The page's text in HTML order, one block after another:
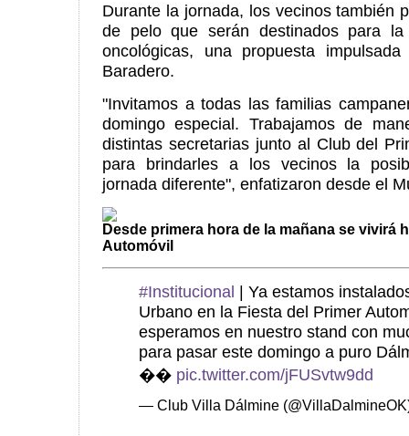
Durante la jornada, los vecinos también
de pelo que serán destinados para la
oncológicas, una propuesta
Baradero.
"Invitamos a todas las familias
domingo especial. Trabajamos de
distintas secretarias junto al Club del
para brindarles a los vecinos la
jornada diferente", enfatizaron desde el
Desde primera hora de la mañana se vivirá
Automóvil
#Institucional | Ya estamos
Urbano en la Fiesta del Primer
esperamos en nuestro stand con
para pasar este domingo a puro
�� pic.twitter.com/jFUSvtw9dd
— Club Villa Dálmine